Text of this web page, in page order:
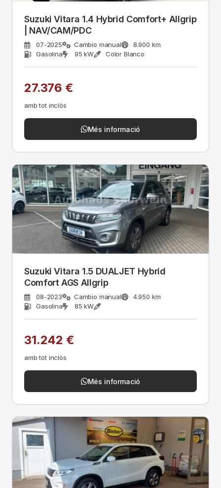
Suzuki Vitara 1.4 Hybrid Comfort+ Allgrip
| NAV/CAM/PDC
07-2025 Cambio manual
8.900 km
Gasolina
95 kW Color Blanco
27.376 €
amb tot inclòs
Més informació
Suzuki Vitara 1.5 DUALJET Hybrid
Comfort AGS Allgrip
08-2023 Cambio manual
4.950 km
Gasolina
85 kW
31.242 €
amb tot inclòs
Més informació